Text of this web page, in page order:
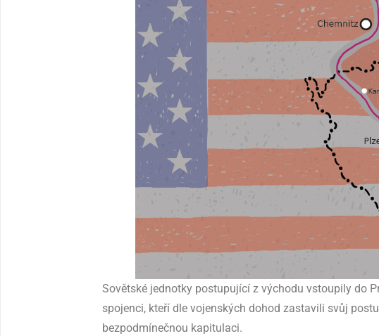
A
ML
ÁD
EŽ
Sovětské jednotky postupující z východu vstoupily do
spojenci, kteří dle vojenských dohod zastavili svůj
bezpodmínečnou kapitulaci.